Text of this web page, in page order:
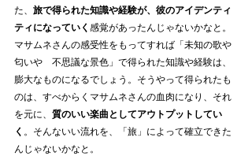
た、 旅で得られた知識や経験が、彼のアイデンティ
ティになっていく 感覚があったんじゃないかなと。
マサムネさんの感受性をもってすれば「未知の歌や
匂いや　不思議な景色」で得られた知識や経験は、
膨大なものになるでしょう。そうやって得られたも
のは、すべからくマサムネさんの血肉になり、それ
を元に、 質のいい楽曲としてアウトプットしてい
く 。そんないい流れを、「旅」によって確立できた
んじゃないかなと。